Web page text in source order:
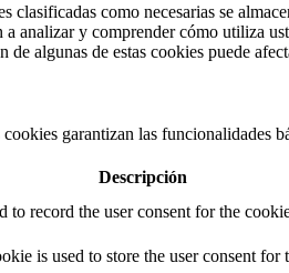
como necesarias se
y comprender cómo utiliza
algunas de estas cookies puede
garantizan las funcionalidades
Descripción
record the user consent for the
is used to store the user consent